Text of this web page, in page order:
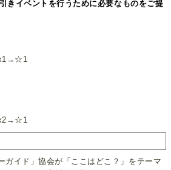
きイベントを行うために必要なものをご提
x1→☆1
x2→☆1
ガイド」協会が「ここはどこ？」をテーマ